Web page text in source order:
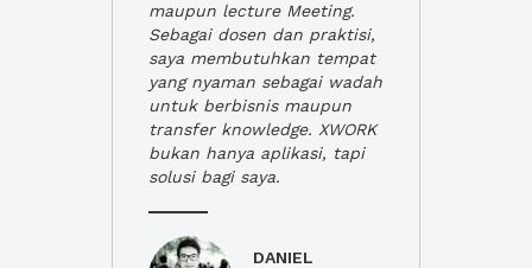
maupun lecture Meeting.
Sebagai dosen dan praktisi,
saya membutuhkan tempat
yang nyaman sebagai wadah
untuk berbisnis maupun
transfer knowledge. XWORK
bukan hanya aplikasi, tapi
solusi bagi saya.
DANIEL